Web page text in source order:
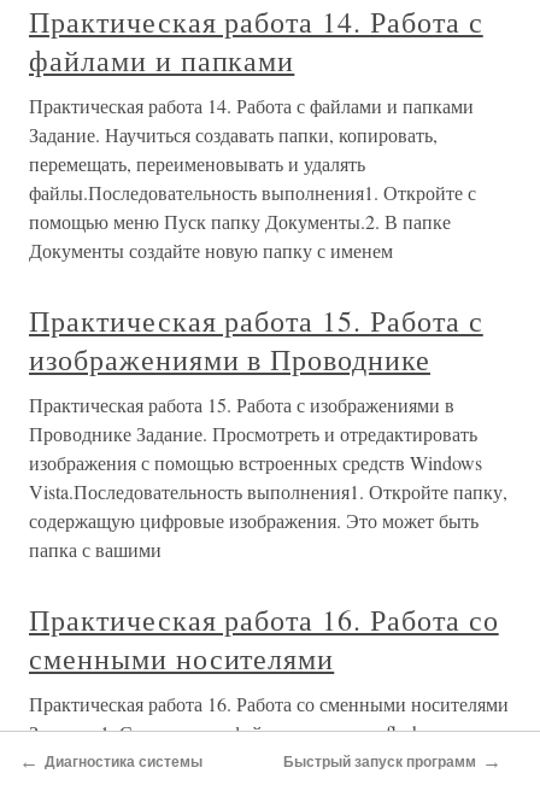
Практическая работа 14. Работа с
файлами и папками
Практическая работа 14. Работа с файлами и папками
Задание. Научиться создавать папки, копировать,
перемещать, переименовывать и удалять
файлы.Последовательность выполнения1. Откройте с
помощью меню Пуск папку Документы.2. В папке
Документы создайте новую папку с именем
Практическая работа 15. Работа с
изображениями в Проводнике
Практическая работа 15. Работа с изображениями в
Проводнике Задание. Просмотреть и отредактировать
изображения с помощью встроенных средств Windows
Vista.Последовательность выполнения1. Откройте папку,
содержащую цифровые изображения. Это может быть
папка с вашими
Практическая работа 16. Работа со
сменными носителями
Практическая работа 16. Работа со сменными носителями
Задание 1. Скопировать файлы и папки на flash-
диск.Последовательность выполнения1. Подключите к
← Диагностика системы Быстрый запуск программ →